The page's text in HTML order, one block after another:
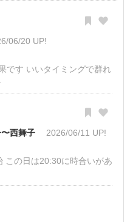
06/20 UP!
です いいタイミングで群れ
西舞子 2026/06/11 UP!
この日は20:30に時合いがあ